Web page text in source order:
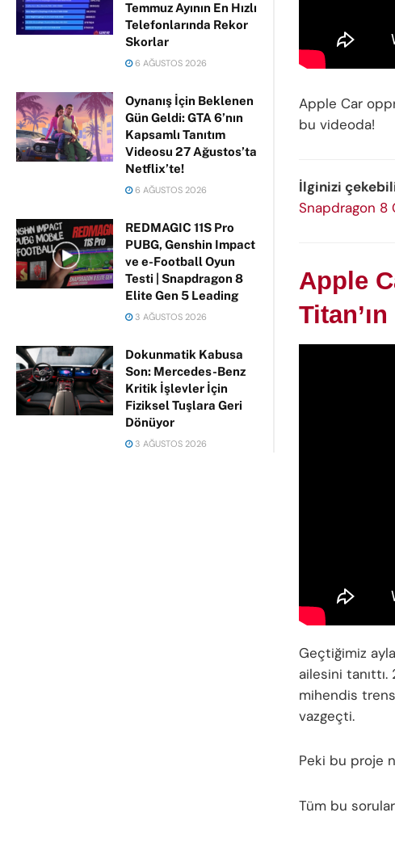
Temmuz Ayının En Hızlı
Telefonlarında Rekor
Skorlar
6 AĞUSTOS 2026
Oynanış İçin Beklenen
Gün Geldi: GTA 6’nın
Kapsamlı Tanıtım
Videosu 27 Ağustos’ta
Netflix’te!
6 AĞUSTOS 2026
REDMAGIC 11S Pro
PUBG, Genshin Impact
ve e-Football Oyun
Testi | Snapdragon 8
Elite Gen 5 Leading
3 AĞUSTOS 2026
Dokunmatik Kabusa
Son: Mercedes-Benz
Kritik İşlevler İçin
Fiziksel Tuşlara Geri
Dönüyor
3 AĞUSTOS 2026
Apple Car
bu videoda!
İlginizi
Snapdragon 8
Apple
Geçtiğimiz
ailesini
mihendis
vazgeçti.
Peki bu proje
Tüm bu